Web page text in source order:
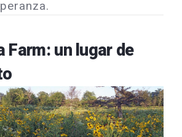
Farm: un lugar de